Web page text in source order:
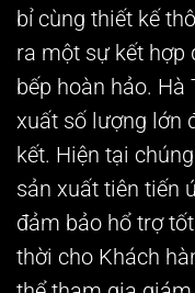
bỉ cùng thiết kế
ra một sự kết hợp
bếp hoàn hảo.
xuất số lượng lớn
kết. Hiện tại
sản xuất tiên tiến
đảm bảo hổ trợ
thời cho Khách